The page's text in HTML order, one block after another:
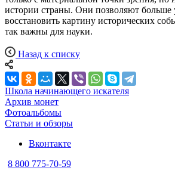
истории страны. Они позволяют больше
восстановить картину исторических
так важны для науки.
Назад к списку
Школа начинающего искателя
Архив монет
Фотоальбомы
Статьи и обзоры
Вконтакте
8 800 775-70-59